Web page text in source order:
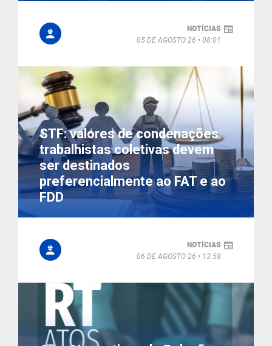
NOTÍCIAS
05 DE AGOSTO 26
08:01
STF: valores de condenações
trabalhistas coletivas devem
ser destinados
preferencialmente ao FAT e ao
FDD
NOTÍCIAS
06 DE AGOSTO 26
13:58